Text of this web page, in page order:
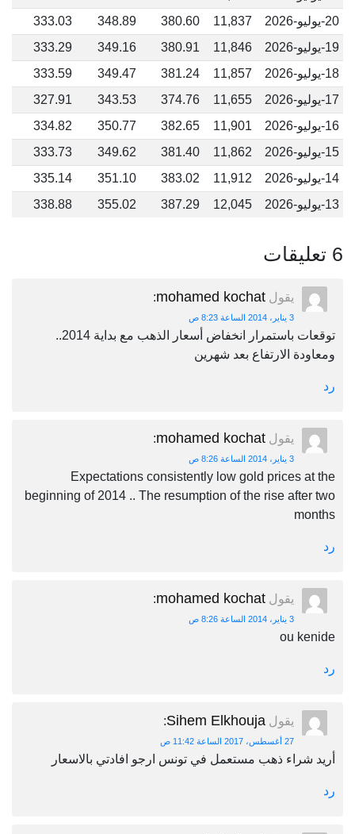
20-يوليو-2026
11,837
380.60
348.89
333.03
19-يوليو-2026
11,846
380.91
349.16
333.29
18-يوليو-2026
11,857
381.24
349.47
333.59
17-يوليو-2026
11,655
374.76
343.53
327.91
16-يوليو-2026
11,901
382.65
350.77
334.82
15-يوليو-2026
11,862
381.40
349.62
333.73
14-يوليو-2026
11,912
383.02
351.10
335.14
13-يوليو-2026
12,045
387.29
355.02
338.88
6 تعليقات
يقول mohamed kochat
:
3 يناير، 2014 الساعة 8:23 ص
توقعات باستمرار انخفاض أسعار الذهب مع بداية 2014..
ومعاودة الارتفاع بعد شهرين
رد
يقول mohamed kochat
:
3 يناير، 2014 الساعة 8:26 ص
Expectations consistently low gold prices at the
beginning of 2014 .. The resumption of the rise after two
months
رد
يقول mohamed kochat
:
3 يناير، 2014 الساعة 8:26 ص
ou kenide
رد
يقول Sihem Elkhouja
:
27 أغسطس، 2017 الساعة 11:42 ص
أريد شراء ذهب مستعمل في تونس ارجو افادتي بالاسعار
رد